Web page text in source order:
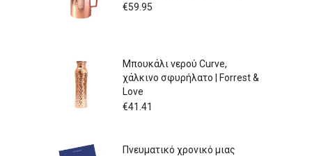
€59.95
Μπουκάλι νερού Curve,
χάλκινο σφυρήλατο | Forrest &
Love
€41.41
Πνευματικό χρονικό μιας